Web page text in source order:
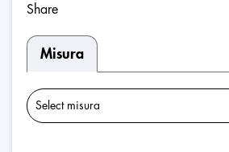
Share
Misura